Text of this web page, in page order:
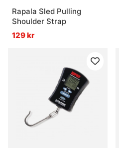
Rapala Sled Pulling
Shoulder Strap
129 kr